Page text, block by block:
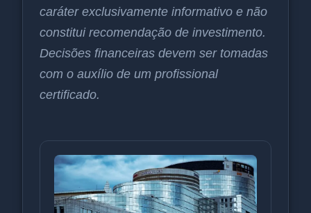
caráter exclusivamente informativo e não
constitui recomendação de investimento.
Decisões financeiras devem ser tomadas
com o auxílio de um profissional
certificado.